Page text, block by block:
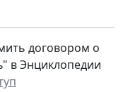
договором о
в Энциклопедии